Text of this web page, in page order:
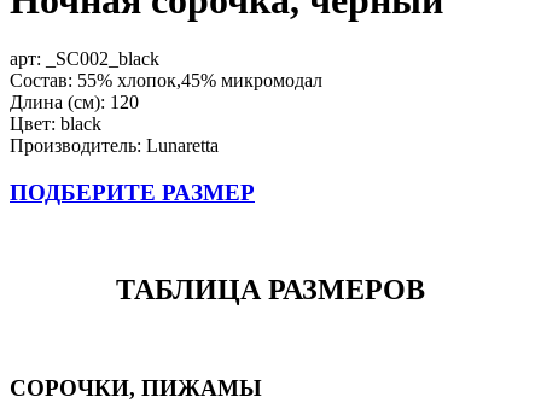
арт:
_SC002_black
Состав: 55% хлопок,45% микромодал
Длина (см): 120
Цвет: black
Производитель: Lunaretta
ПОДБЕРИТЕ РАЗМЕР
ТАБЛИЦА РАЗМЕРОВ
СОРОЧКИ, ПИЖАМЫ